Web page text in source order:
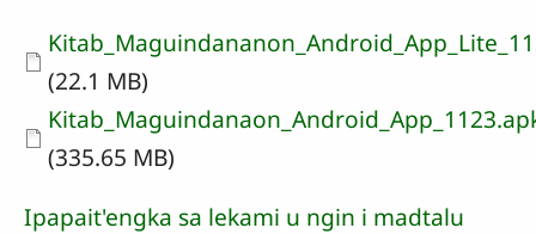
Document
(22.1 MB)
Document
(335.65 MB)
Ipapait'engka sa lekami u ngin i madtalu